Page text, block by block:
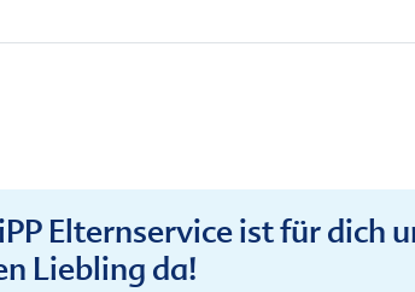
Elternservice ist für dich
Liebling da!